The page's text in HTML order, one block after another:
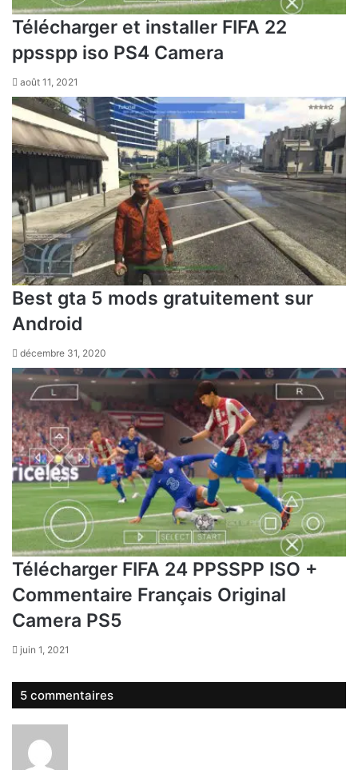
Télécharger et installer FIFA 22
ppsspp iso PS4 Camera
août 11, 2021
Best gta 5 mods gratuitement sur
Android
décembre 31, 2020
Télécharger FIFA 24 PPSSPP ISO +
Commentaire Français Original
Camera PS5
juin 1, 2021
5 commentaires